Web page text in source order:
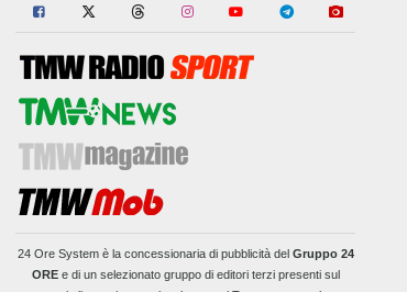
24 Ore Systemè la concessionaria di pubblicità del Gruppo 24
OREe di un selezionato gruppo di editori terzi presenti sul